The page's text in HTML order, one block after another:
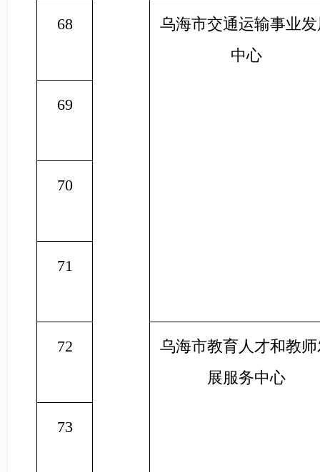
68
乌海市交通运输事业
中心
69
70
71
72
乌海市教育人才和教
展服务中心
73